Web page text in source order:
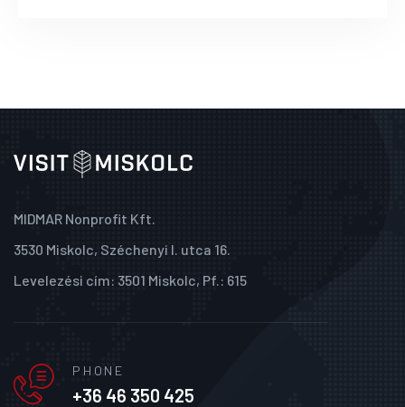
MIDMAR Nonprofit Kft.
3530 Miskolc, Széchenyi I. utca 16.
Levelezési cím: 3501 Miskolc, Pf.: 615
PHONE
+36 46 350 425